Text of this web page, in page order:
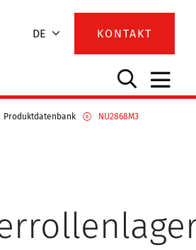
DE KONTAKT
Produktdatenbank NU2868M3